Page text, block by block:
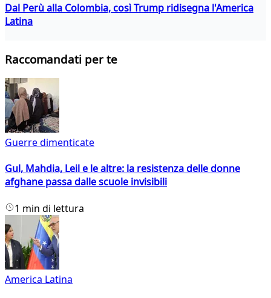
Dal Perù alla Colombia, così Trump ridisegna l'America
Latina
Raccomandati per te
Guerre dimenticate
Gul, Mahdia, Leil e le altre: la resistenza delle donne
afghane passa dalle scuole invisibili
1 min di lettura
America Latina